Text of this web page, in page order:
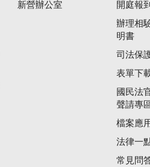
新營辦公室 開庭報
辦理相
明書
司法保
表單下
國民法
聲請專
檔案應
法律一
常見問